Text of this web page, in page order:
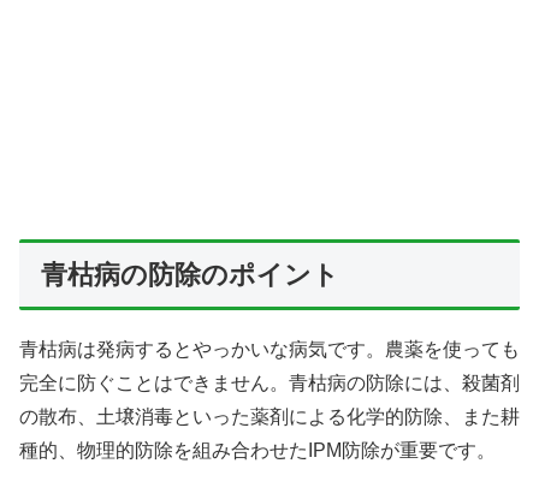
青枯病の防除のポイント
青枯病は発病するとやっかいな病気です。農薬を使っても
完全に防ぐことはできません。青枯病の防除には、殺菌剤
の散布、土壌消毒といった薬剤による化学的防除、また耕
種的、物理的防除を組み合わせたIPM防除が重要です。